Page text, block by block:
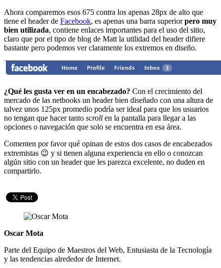
Ahora comparemos esos 675 contra los apenas 28px de alto que
tiene el header de Facebook, es apenas una barra superiorpero muy
bien utilizada, contiene enlaces importantes para el uso del sitio,
claro que por el tipo de blog de Matt la utilidad del header difiere
bastante pero podemos ver claramente los extremos en diseño.
¿Qué les gusta ver en un encabezado? Con el crecimiento del
mercado de las netbooks un header bien diseñado con una altura de
talvez unos 125px promedio podría ser ideal para que los usuarios
no tengan que hacer tanto scroll en la pantalla para llegar a las
opciones o navegación que solo se encuentra en esa área.
Comenten por favor qué opinan de estos dos casos de encabezados
extremistas 😉 y si tienen alguna experiencia en ello o conozcan
algún sitio con un header que les parezca excelente, no duden en
compartirlo.
Oscar Mota
Parte del Equipo de Maestros del Web, Entusiasta de la Tecnología
y las tendencias alrededor de Internet.